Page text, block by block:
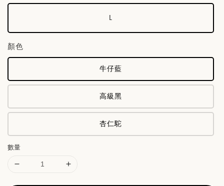
顏色
牛仔藍
高級黑
杏仁駝
數量